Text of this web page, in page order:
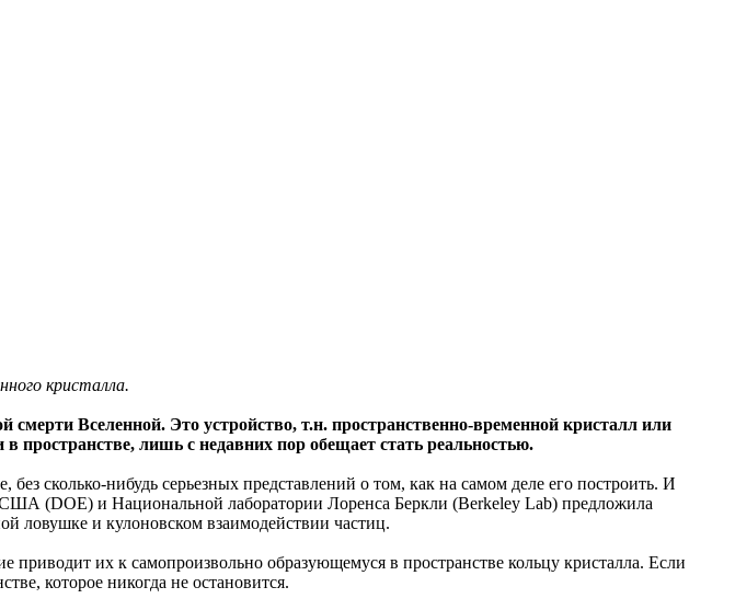
кристалла.
Вселенной. Это устройство, т.н. пространственно-временной кристалл или
лишь с недавних пор обещает стать реальностью.
сколько-нибудь серьезных представлений о том, как на самом деле его построить. И
США (DOE) и Национальной лаборатории Лоренса Беркли (Berkeley Lab) предложила
ловушке и кулоновском взаимодействии частиц.
их к самопроизвольно образующемуся в пространстве кольцу кристалла. Если
которое никогда не остановится.